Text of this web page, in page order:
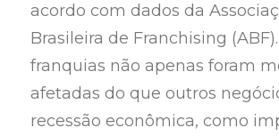
acordo com dados da
Brasileira de Franchising
franquias não apenas foram
afetadas do que outros
recessão econômica, como